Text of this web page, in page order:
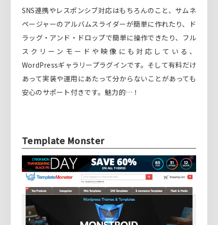
SNS連携やレスポンシブ対応はもちろんのこと、サムネ
ページャーのアルバムスライダーが簡単に作れたり、ド
ラッグ・アンド・ドロップで簡単に操作できたり、フル
スクリーンモードや映像にも対応している、
WordPressギャラリープラグインです。そして有料だけ
あって実装や運用にあたって分からないことがあっても
安心のサポート付きです。魅力的…！
Template Monster